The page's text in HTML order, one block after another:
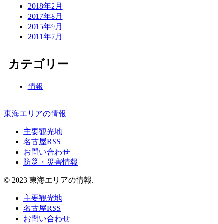
2018年2月
2017年8月
2015年9月
2011年7月
カテゴリー
情報
東海エリアの情報
主要観光地
名古屋RSS
お問い合わせ
防災・災害情報
© 2023 東海エリアの情報.
主要観光地
名古屋RSS
お問い合わせ